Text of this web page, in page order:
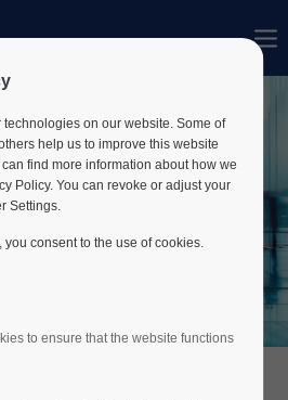
col1" existiert leider
col2" existiert leider
col3" existiert leider
col4" existiert leider
on our website. Some of
help us to improve this website
find more information about how we
Policy. You can revoke or adjust your
Settings.
you consent to the use of cookies.
to ensure that the website functions